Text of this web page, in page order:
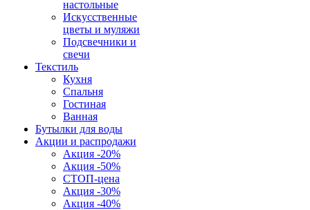
настольные
Искусственные
цветы и муляжи
Подсвечники и
свечи
Текстиль
Кухня
Спальня
Гостиная
Ванная
Бутылки для воды
Акции и распродажи
Акция -20%
Акция -50%
СТОП-цена
Акция -30%
Акция -40%